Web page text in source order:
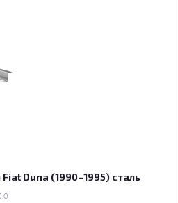
Duna (1990–1995) сталь